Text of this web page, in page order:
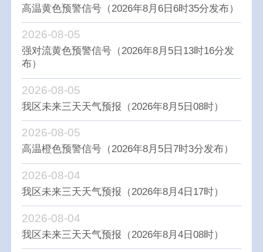
高温黄色预警信号（2026年8月6日6时35分发布）
强对流黄色预警信号（2026年8月5日13时16分发
布）
2026-08-05
我区未来三天天气预报（2026年8月5日08时）
2026-08-05
高温橙色预警信号（2026年8月5日7时3分发布）
2026-08-05
我区未来三天天气预报（2026年8月4日17时）
2026-08-04
我区未来三天天气预报（2026年8月4日08时）
2026-08-04